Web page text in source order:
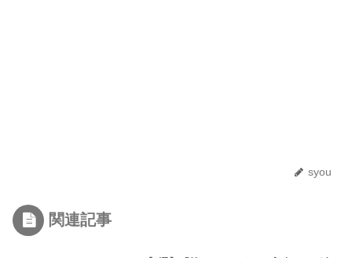
syou
関連記事